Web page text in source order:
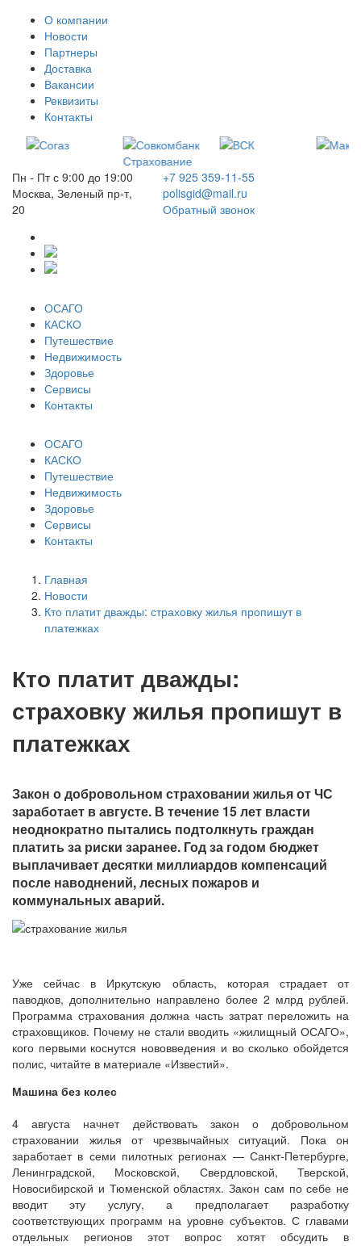
О компании
Новости
Партнеры
Доставка
Вакансии
Реквизиты
Контакты
Пн - Пт с 9:00 до 19:00
Москва, Зеленый пр-т,
20
+7 925 359-11-55
polisgid@mail.ru
Обратный звонок
ОСАГО
КАСКО
Путешествие
Недвижимость
Здоровье
Сервисы
Контакты
ОСАГО
КАСКО
Путешествие
Недвижимость
Здоровье
Сервисы
Контакты
Главная
Новости
Кто платит дважды: страховку жилья пропишут в
платежках
Кто платит дважды:
страховку жилья пропишут в
платежках
Закон о добровольном страховании жилья от ЧС
заработает в августе. В течение 15 лет власти
неоднократно пытались подтолкнуть граждан
платить за риски заранее. Год за годом бюджет
выплачивает десятки миллиардов компенсаций
после наводнений, лесных пожаров и
коммунальных аварий.
Уже сейчас в Иркутскую область, которая страдает от
паводков, дополнительно направлено более 2 млрд рублей.
Программа страхования должна часть затрат переложить на
страховщиков. Почему не стали вводить «жилищный ОСАГО»,
кого первыми коснутся нововведения и во сколько обойдется
полис, читайте в материале «Известий».
Машина без колес
4 августа начнет действовать закон о добровольном
страховании жилья от чрезвычайных ситуаций. Пока он
заработает в семи пилотных регионах — Санкт-Петербурге,
Ленинградской, Московской, Свердловской, Тверской,
Новосибирской и Тюменской областях. Закон сам по себе не
вводит эту услугу, а предполагает разработку
соответствующих программ на уровне субъектов. С главами
отдельных регионов этот вопрос хотят обсудить в